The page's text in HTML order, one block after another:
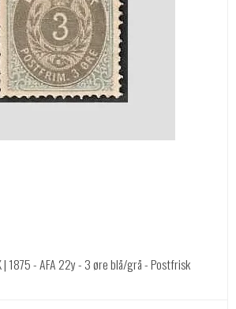
| 1875 - AFA 22y - 3 øre blå/grå - Postfrisk